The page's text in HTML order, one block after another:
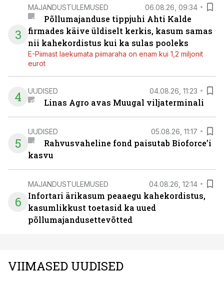
3
MAJANDUSTULEMUSED 06.08.26, 09:34
Põllumajanduse tippjuhi Ahti Kalde
firmades käive üldiselt kerkis, kasum samas
nii kahekordistus kui ka sulas pooleks
E-Piimast laekumata piimaraha on enam kui 1,2 miljonit
eurot
4 UUDISED 04.08.26, 11:23
Linas Agro avas Muugal viljaterminali
5
UUDISED 05.08.26, 11:17
Rahvusvaheline fond paisutab Bioforce’i
kasvu
6
MAJANDUSTULEMUSED 04.08.26, 12:14
Infortari ärikasum peaaegu kahekordistus,
kasumlikkust toetasid ka uued
põllumajandusettevõtted
VIIMASED UUDISED